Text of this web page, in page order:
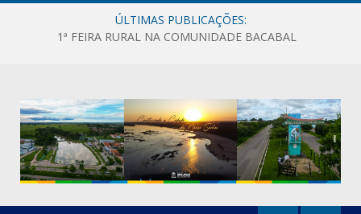
ÚLTIMAS PUBLICAÇÕES:
1ª FEIRA RURAL NA COMUNIDADE BACABAL